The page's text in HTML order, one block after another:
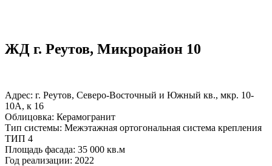
ЖД г. Реутов, Микрорайон 10
Адрес: г. Реутов, Северо-Восточный и Южный кв., мкр. 10-
10А, к 16
Облицовка: Керамогранит
Тип системы: Межэтажная ортогональная система крепления
ТИП 4
Площадь фасада: 35 000 кв.м
Год реализации: 2022